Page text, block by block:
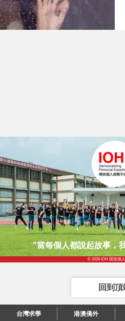
台灣求學 港澳僑外
"當每個人都說起故事，
© 2026 IOH 開放個
回到頂